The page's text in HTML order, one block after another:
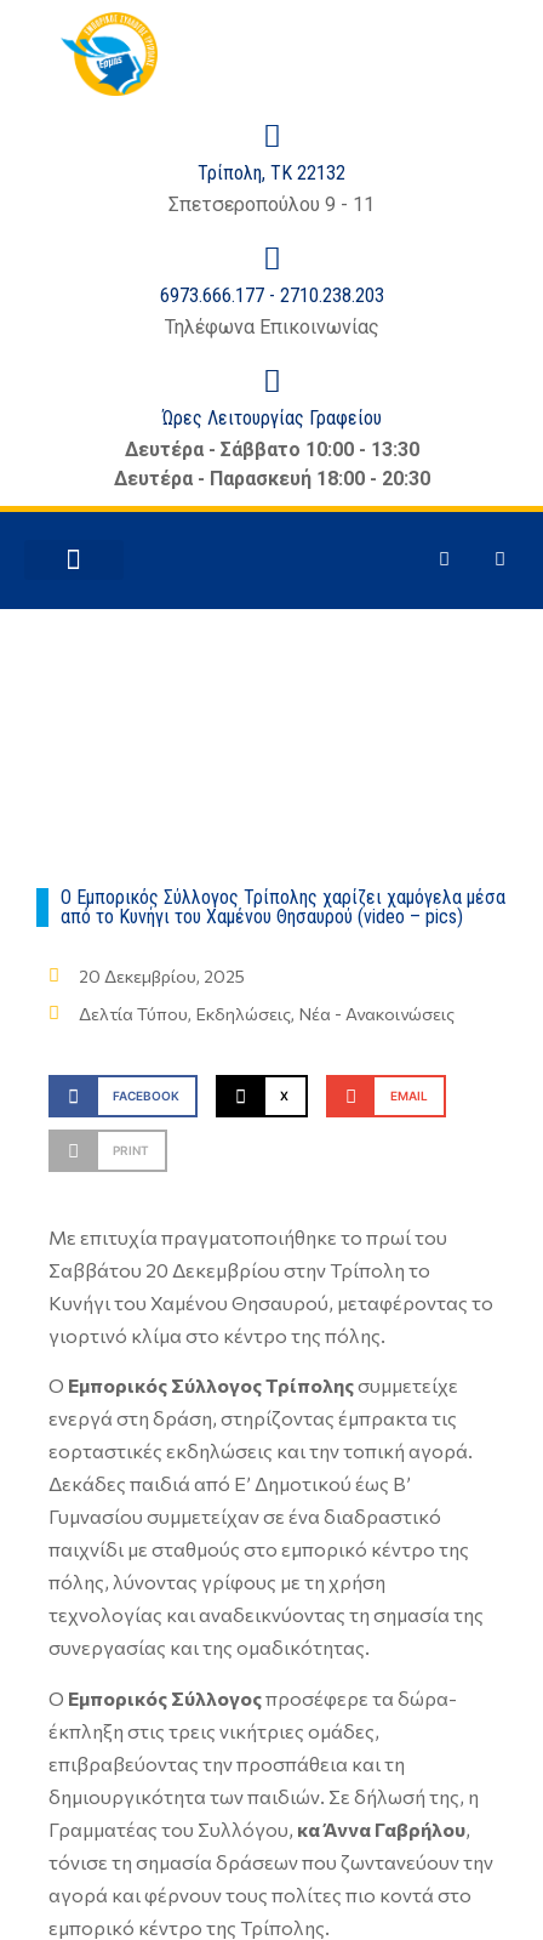
Τρίπολη, ΤΚ 22132
Σπετσεροπούλου 9 - 11
6973.666.177 - 2710.238.203
Τηλέφωνα Επικοινωνίας
Ώρες Λειτουργίας Γραφείου
Δευτέρα - Σάββατο 10:00 - 13:30
Δευτέρα - Παρασκευή 18:00 - 20:30
Ο Εμπορικός Σύλλογος Τρίπολης χαρίζει χαμόγελα μέσα
από το Κυνήγι του Χαμένου Θησαυρού (video – pics)
20 Δεκεμβρίου, 2025
Δελτία Τύπου Εκδηλώσεις Νέα - Ανακοινώσεις
FACEBOOK X EMAIL
PRINT
Με επιτυχία πραγματοποιήθηκε το πρωί του
Σαββάτου 20 Δεκεμβρίου στην Τρίπολη το
Κυνήγι του Χαμένου Θησαυρού, μεταφέροντας το
γιορτινό κλίμα στο κέντρο της πόλης.
Ο Εμπορικός Σύλλογος Τρίποληςσυμμετείχε
ενεργά στη δράση, στηρίζοντας έμπρακτα τις
εορταστικές εκδηλώσεις και την τοπική αγορά.
Δεκάδες παιδιά από Ε’ Δημοτικού έως Β’
Γυμνασίου συμμετείχαν σε ένα διαδραστικό
παιχνίδι με σταθμούς στο εμπορικό κέντρο της
πόλης, λύνοντας γρίφους με τη χρήση
τεχνολογίας και αναδεικνύοντας τη σημασία της
συνεργασίας και της ομαδικότητας.
Ο Εμπορικός Σύλλογοςπροσέφερε τα δώρα-
έκπληξη στις τρεις νικήτριες ομάδες,
επιβραβεύοντας την προσπάθεια και τη
δημιουργικότητα των παιδιών. Σε δήλωσή της, η
Γραμματέας του Συλλόγου, κα Άννα Γαβρήλου,
τόνισε τη σημασία δράσεων που ζωντανεύουν την
αγορά και φέρνουν τους πολίτες πιο κοντά στο
εμπορικό κέντρο της Τρίπολης.